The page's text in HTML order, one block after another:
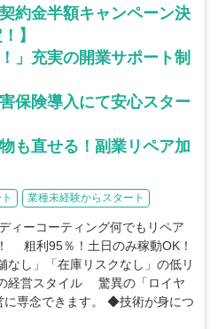
約金半額キャンペーン決
】
」充実の開業サポート制
保険導入にて安心スター
も直せる！副業リペア加
業種未経験からスタート
ィーコーティング何でもリペア
粗利95％！土日のみ稼動OK！
し」「在庫リスクなし」の低リ
経営スタイル 驚異の「ロイヤ
に専念できます。 ◆技術が身につ